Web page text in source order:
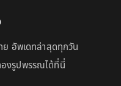
ย อัพเดทล่าสุดทุกวัน
งรูปพรรณได้ที่นี่